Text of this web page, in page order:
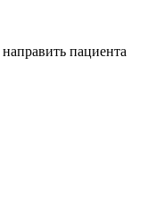
пациента